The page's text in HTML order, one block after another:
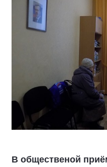
В общественой